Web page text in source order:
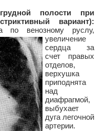
полости при
вариант):
по венозному pycлу,
увеличение
сердца за
счет правых
отделов,
верхушка
приподнята
над
диафрагмой,
выбухает
дуга легочной
артерии.